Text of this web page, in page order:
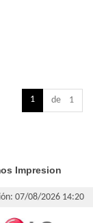
1 de 1
Impresion
07/08/2026 14:20